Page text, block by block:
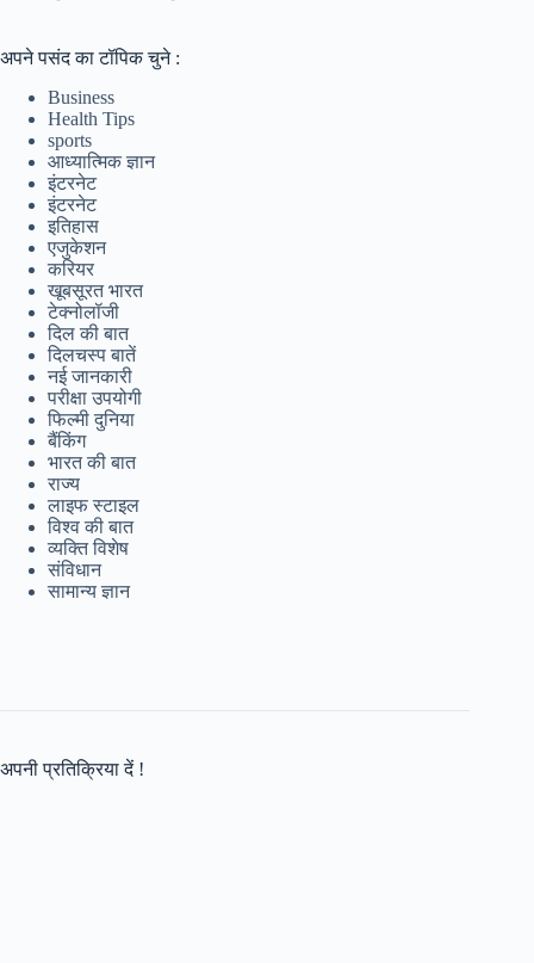
अपने पसंद का टॉपिक चुने :
Business
Health Tips
sports
आध्यात्मिक ज्ञान
इंटरनेट
इंटरनेट
इतिहास
एजुकेशन
करियर
खूबसूरत भारत
टेक्नोलॉजी
दिल की बात
दिलचस्प बातें
नई जानकारी
परीक्षा उपयोगी
फिल्मी दुनिया
बैंकिंग
भारत की बात
राज्य
लाइफ स्टाइल
विश्व की बात
व्यक्ति विशेष
संविधान
सामान्य ज्ञान
अपनी प्रतिक्रिया दें !